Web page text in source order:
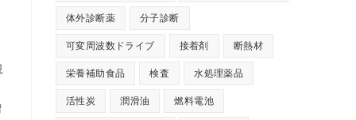
体外診断薬 分子診断
可変周波数ドライブ 接着剤 断熱材
栄養補助食品 検査 水処理薬品
活性炭 潤滑油 燃料電池